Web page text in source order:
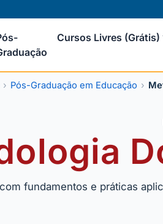
Cursos Livres (Grátis)
Pós-Graduação em Educação
fundamentos e práticas